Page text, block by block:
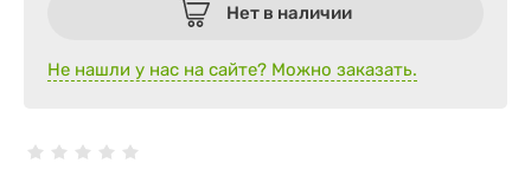
Нет в наличии
Не нашли у нас на сайте? Можно заказать.